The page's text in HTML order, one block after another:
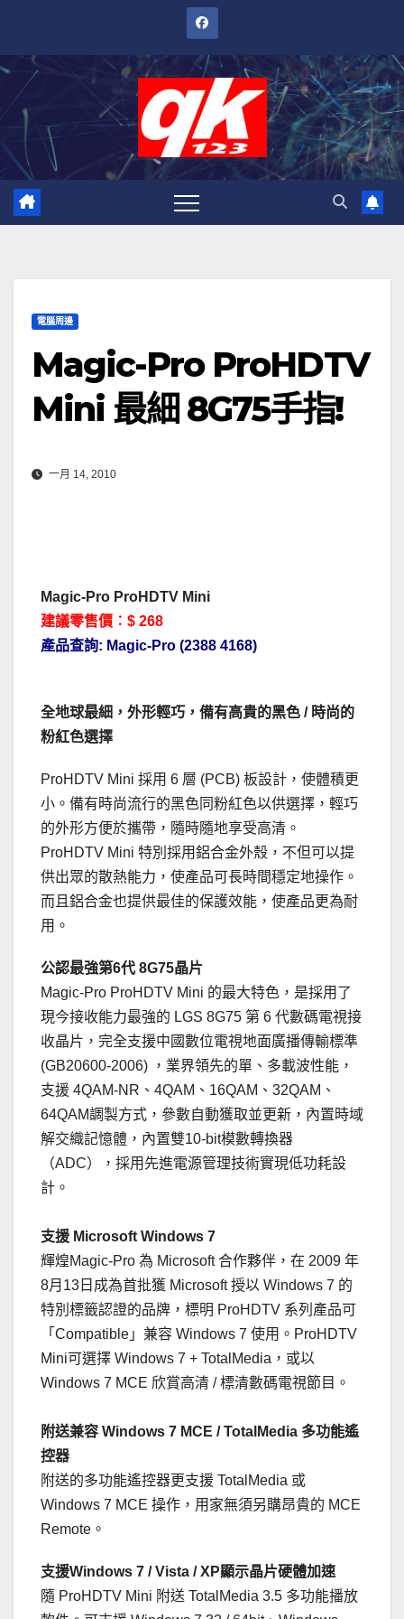
內
電腦周邊
Magic-Pro ProHDTV
Mini 最細 8G75手指!
一月 14, 2010
Magic-Pro ProHDTV Mini
建議零售價︰$ 268
產品查詢: Magic-Pro (2388 4168)
全地球最細，外形輕巧，備有高貴的黑色 / 時尚的
粉紅色選擇
ProHDTV Mini 採用 6 層 (PCB) 板設計，使體積更
小。備有時尚流行的黑色同粉紅色以供選擇，輕巧
的外形方便於攜帶，隨時隨地享受高清。
ProHDTV Mini 特別採用鋁合金外殼，不但可以提
供出眾的散熱能力，使產品可長時間穩定地操作。
而且鋁合金也提供最佳的保護效能，使產品更為耐
用。
公認最強第6代 8G75晶片
Magic-Pro ProHDTV Mini 的最大特色，是採用了
現今接收能力最強的 LGS 8G75 第 6 代數碼電視接
收晶片，完全支援中國數位電視地面廣播傳輸標準
(GB20600-2006) ，業界領先的單、多載波性能，
支援 4QAM-NR、4QAM、16QAM、32QAM、
64QAM調製方式，參數自動獲取並更新，內置時域
解交織記憶體，內置雙10-bit模數轉換器
（ADC），採用先進電源管理技術實現低功耗設
計。
支援 Microsoft Windows 7
輝煌Magic-Pro 為 Microsoft 合作夥伴，在 2009 年
8月13日成為首批獲 Microsoft 授以 Windows 7 的
特別標籤認證的品牌，標明 ProHDTV 系列產品可
「Compatible」兼容 Windows 7 使用。ProHDTV
Mini可選擇 Windows 7 + TotalMedia，或以
Windows 7 MCE 欣賞高清 / 標清數碼電視節目。
附送兼容 Windows 7 MCE / TotalMedia 多功能遙
控器
附送的多功能遙控器更支援 TotalMedia 或
Windows 7 MCE 操作，用家無須另購昂貴的 MCE
Remote。
支援Windows 7 / Vista / XP顯示晶片硬體加速
隨 ProHDTV Mini 附送 TotalMedia 3.5 多功能播放